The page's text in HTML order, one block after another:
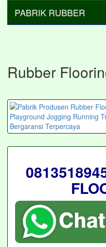
PABRIK RUBBER
Rubber